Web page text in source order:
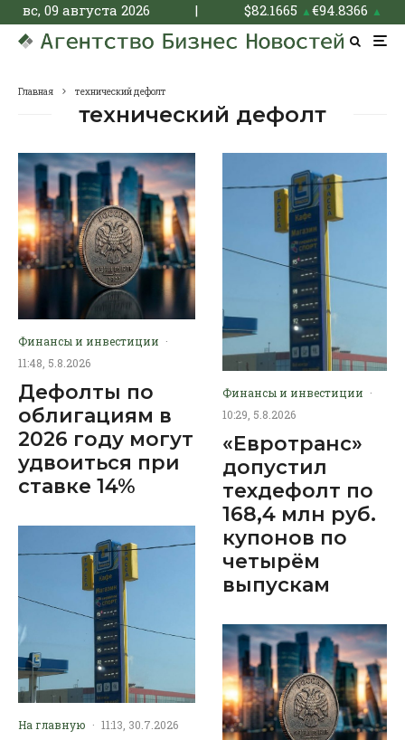
вс, 09 августа 2026 | $82.1665 ▲€94.8366 ▲
Главная технический дефолт
технический дефолт
Финансы и инвестиции ·
11:48, 5.8.2026
Дефолты по
облигациям в
2026 году могут
удвоиться при
ставке 14%
На главную · 11:13, 30.7.2026
Финансы и инвестиции ·
10:29, 5.8.2026
«Евротранс»
допустил
техдефолт по
168,4 млн руб.
купонов по
четырём
выпускам